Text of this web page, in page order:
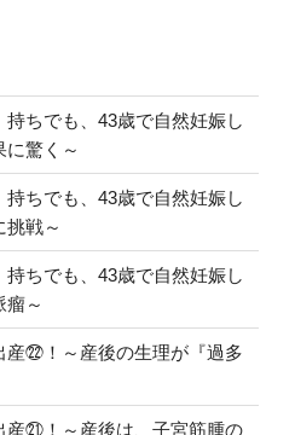
ちでも、43歳で自然妊娠し
驚く～
ちでも、43歳で自然妊娠し
戦～
ちでも、43歳で自然妊娠し
～
㉒！～産後の生理が『過多
㉑！～産後は、子宮筋腫の